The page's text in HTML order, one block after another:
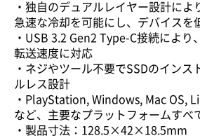
・独自のデュアルレイヤー設計によ
急速な冷却を可能にし、デバイスを
・USB 3.2 Gen2 Type-C接続により
転送速度に対応
・ネジやツール不要でSSDのインス
ルレス設計
・PlayStation, Windows, Mac OS,
など、主要なプラットフォームすべ
・製品寸法：128.5×42×18.5mm